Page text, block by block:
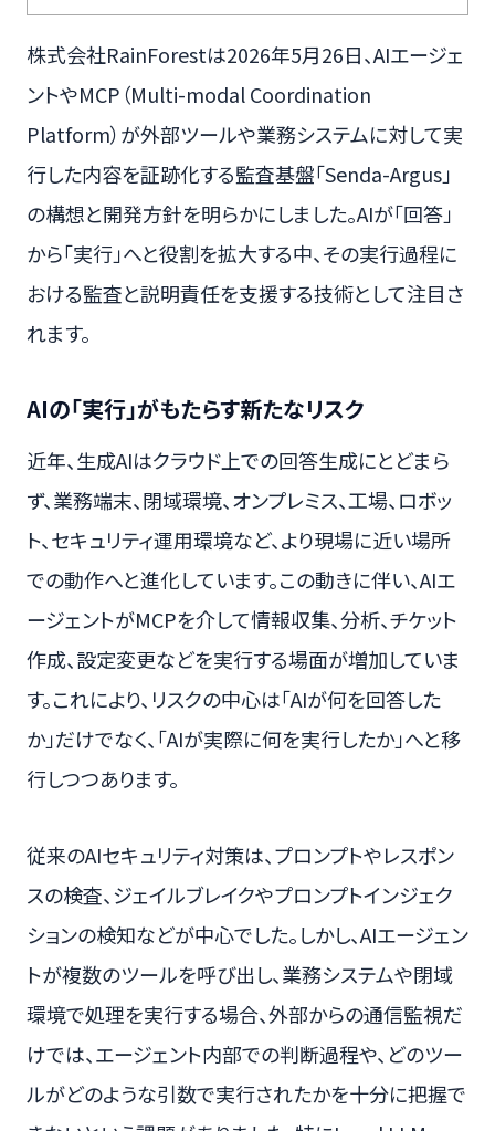
株式会社RainForestは2026年5月26日、AIエージェ
ントやMCP（Multi-modal Coordination
Platform）が外部ツールや業務システムに対して実
行した内容を証跡化する監査基盤「Senda-Argus」
の構想と開発方針を明らかにしました。AIが「回答」
から「実行」へと役割を拡大する中、その実行過程に
おける監査と説明責任を支援する技術として注目さ
れます。
AIの「実行」がもたらす新たなリスク
近年、生成AIはクラウド上での回答生成にとどまら
ず、業務端末、閉域環境、オンプレミス、工場、ロボッ
ト、セキュリティ運用環境など、より現場に近い場所
での動作へと進化しています。この動きに伴い、AIエ
ージェントがMCPを介して情報収集、分析、チケット
作成、設定変更などを実行する場面が増加していま
す。これにより、リスクの中心は「AIが何を回答した
か」だけでなく、「AIが実際に何を実行したか」へと移
行しつつあります。
従来のAIセキュリティ対策は、プロンプトやレスポン
スの検査、ジェイルブレイクやプロンプトインジェク
ションの検知などが中心でした。しかし、AIエージェン
トが複数のツールを呼び出し、業務システムや閉域
環境で処理を実行する場合、外部からの通信監視だ
けでは、エージェント内部での判断過程や、どのツー
ルがどのような引数で実行されたかを十分に把握で